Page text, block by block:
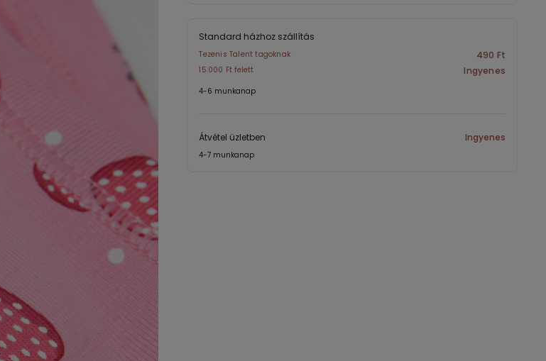
Standard házhoz szállítás
Tezenis Talent tagoknak 490 Ft
15.000 Ft felett Ingyenes
4-6 munkanap
Átvétel üzletben Ingyenes
4-7 munkanap